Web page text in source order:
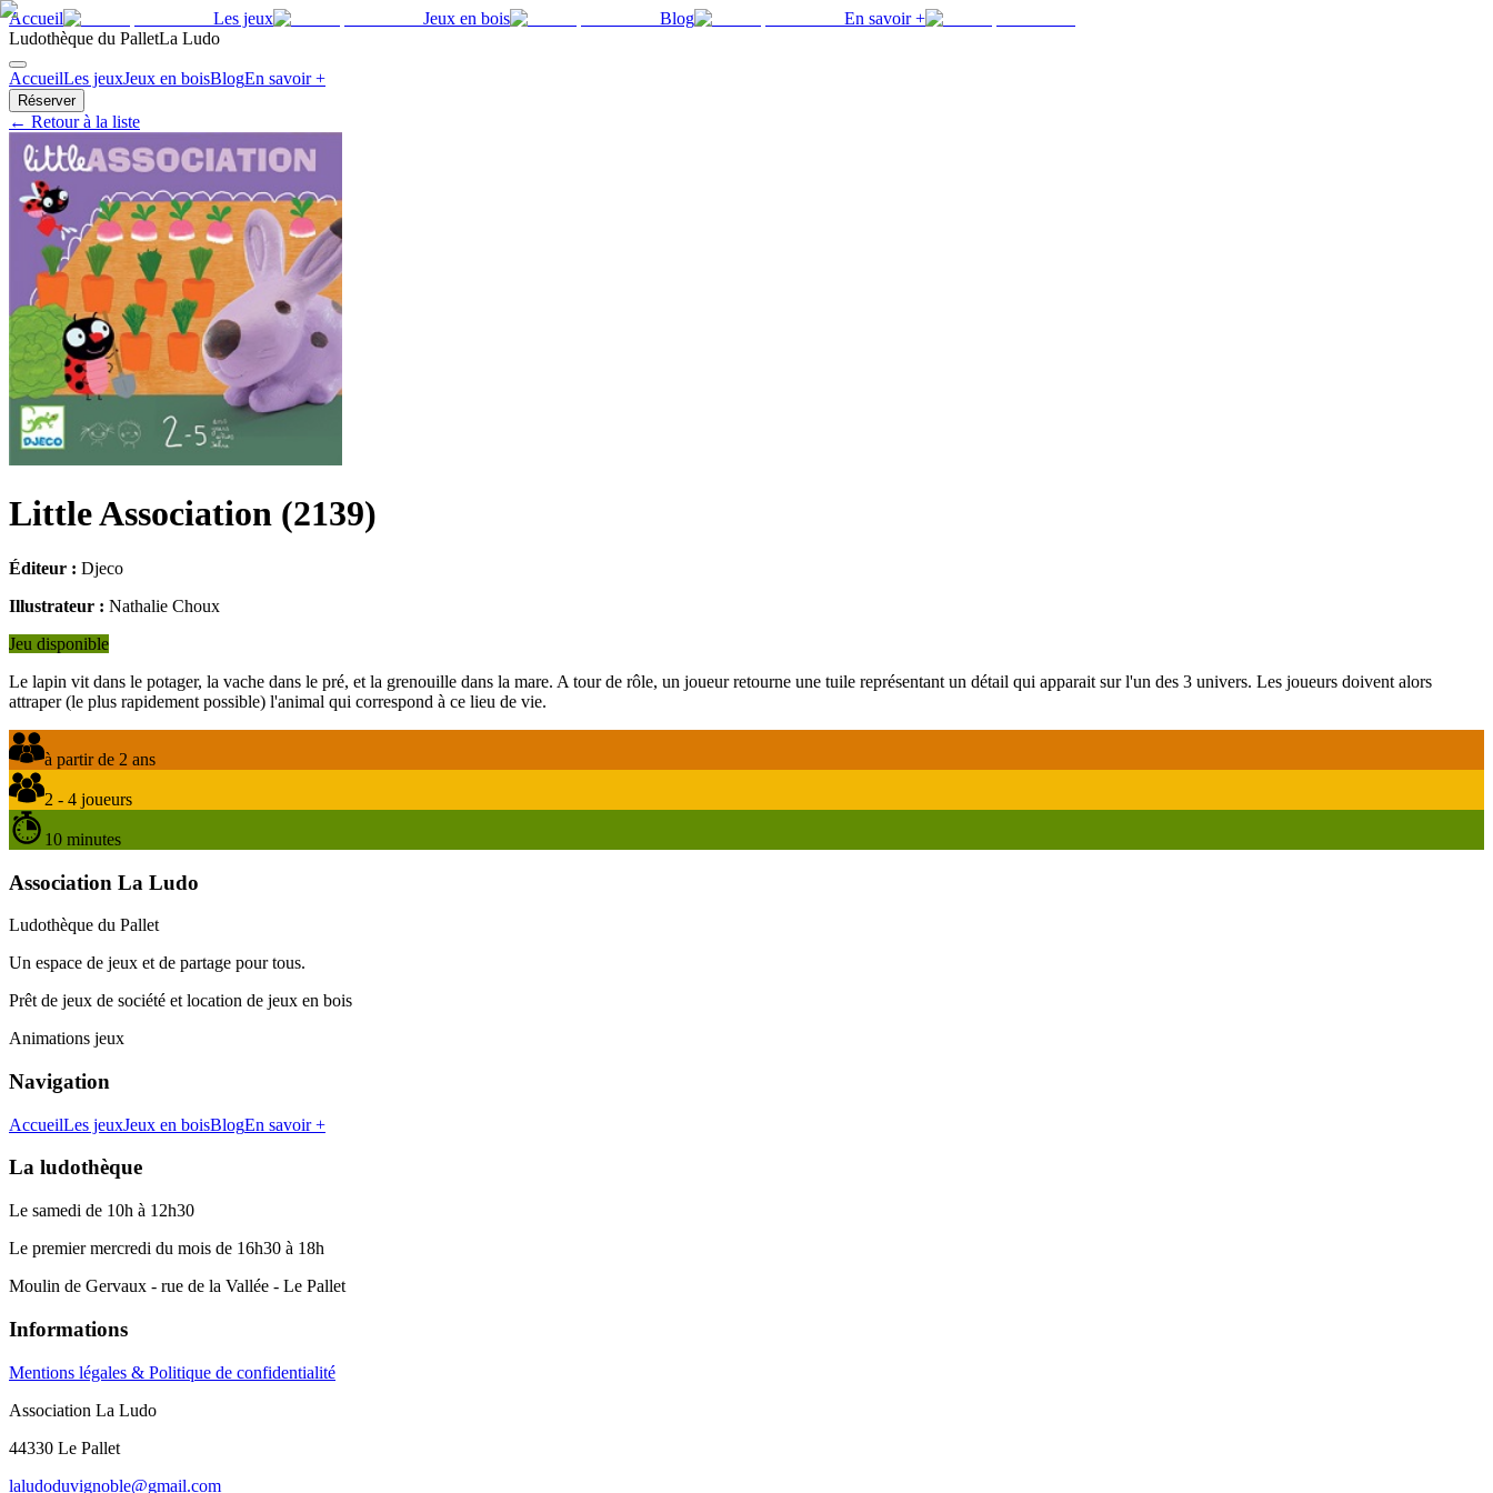
Accueil Les jeux Jeux en bois Blog
En savoir +
Ludothèque du PalletLa Ludo
AccueilLes jeuxJeux en boisBlogEn savoir +
Réserver
← Retour à la liste
Little Association (2139)
Éditeur : Djeco
Illustrateur : Nathalie Choux
Jeu disponible
Le lapin vit dans le potager, la vache dans le pré, et la grenouille dans la mare. A tour de rôle, un joueur retourne une tuile représentant un détail qui apparait sur l'un des 3 univers. Les joueurs doivent alors
attraper (le plus rapidement possible) l'animal qui correspond à ce lieu de vie.
à partir de 2 ans
2 - 4 joueurs
10 minutes
Association La Ludo
Ludothèque du Pallet
Un espace de jeux et de partage pour tous.
Prêt de jeux de société et location de jeux en bois
Animations jeux
Navigation
AccueilLes jeuxJeux en boisBlogEn savoir +
La ludothèque
Le samedi de 10h à 12h30
Le premier mercredi du mois de 16h30 à 18h
Moulin de Gervaux - rue de la Vallée - Le Pallet
Informations
Mentions légales & Politique de confidentialité
Association La Ludo
44330 Le Pallet
laludoduvignoble@gmail.com